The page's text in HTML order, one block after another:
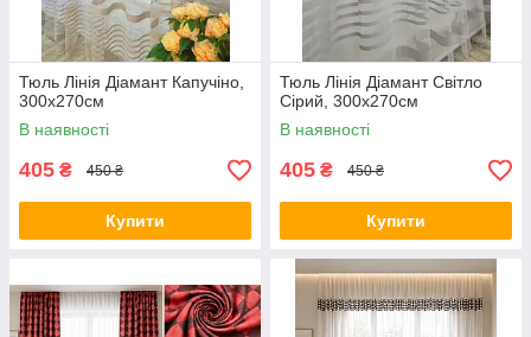
Тюль Лінія Діамант Капучіно,
300х270см
В наявності
405 ₴ 450 ₴
Купити
Тюль Лінія Діамант Світло
Сірий, 300х270см
В наявності
405 ₴ 450 ₴
Купити